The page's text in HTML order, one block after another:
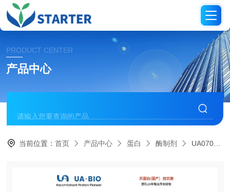
PRODUCT CENTER
产品中心
当前位置：首页 产品中心 蛋白 酶制剂 UA070042Endoproteinase HRV 3C (MBP 标签)